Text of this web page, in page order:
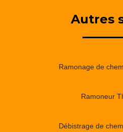
Autres
Ramonage de
Ramoneur
Débistrage de